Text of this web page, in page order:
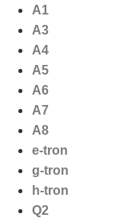
naar
inhoud
A1
A3
A4
A5
A6
A7
A8
e-tron
g-tron
h-tron
Q2